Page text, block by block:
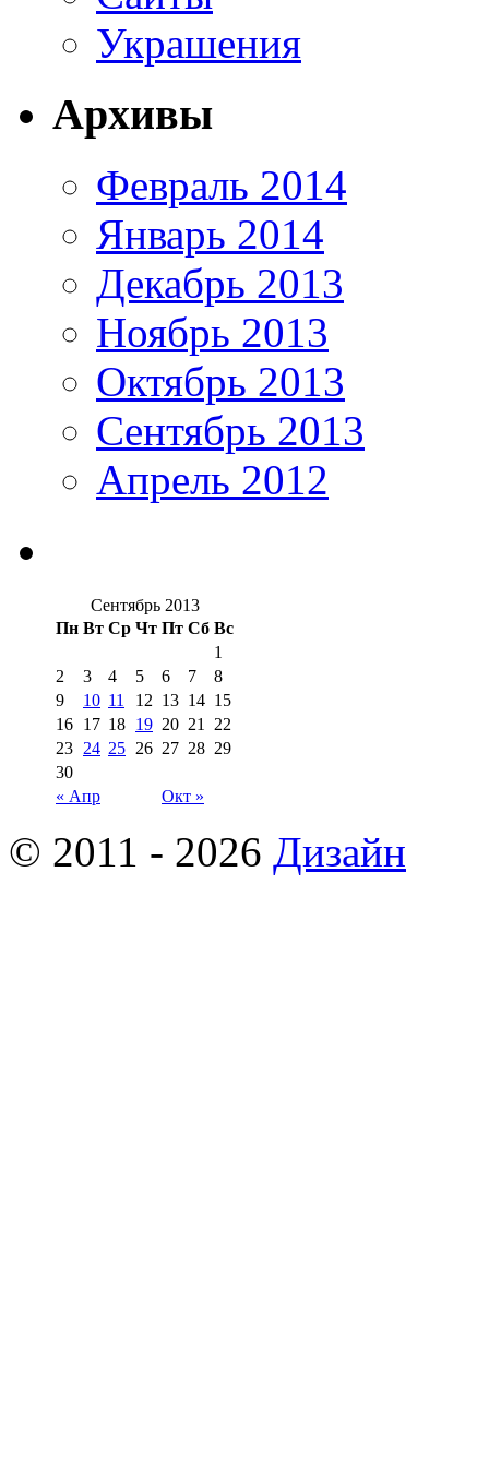
Украшения
Архивы
Февраль 2014
Январь 2014
Декабрь 2013
Ноябрь 2013
Октябрь 2013
Сентябрь 2013
Апрель 2012
Сентябрь 2013
Пн Вт Ср Чт Пт Сб Вс
« Апр Окт »
1
2
3 4 5 6 7
8
9
10 11 12 13 14 15
16 17 18 19 20 21
22
23 24 25 26 27 28 29
30
© 2011 - 2026 Дизайн